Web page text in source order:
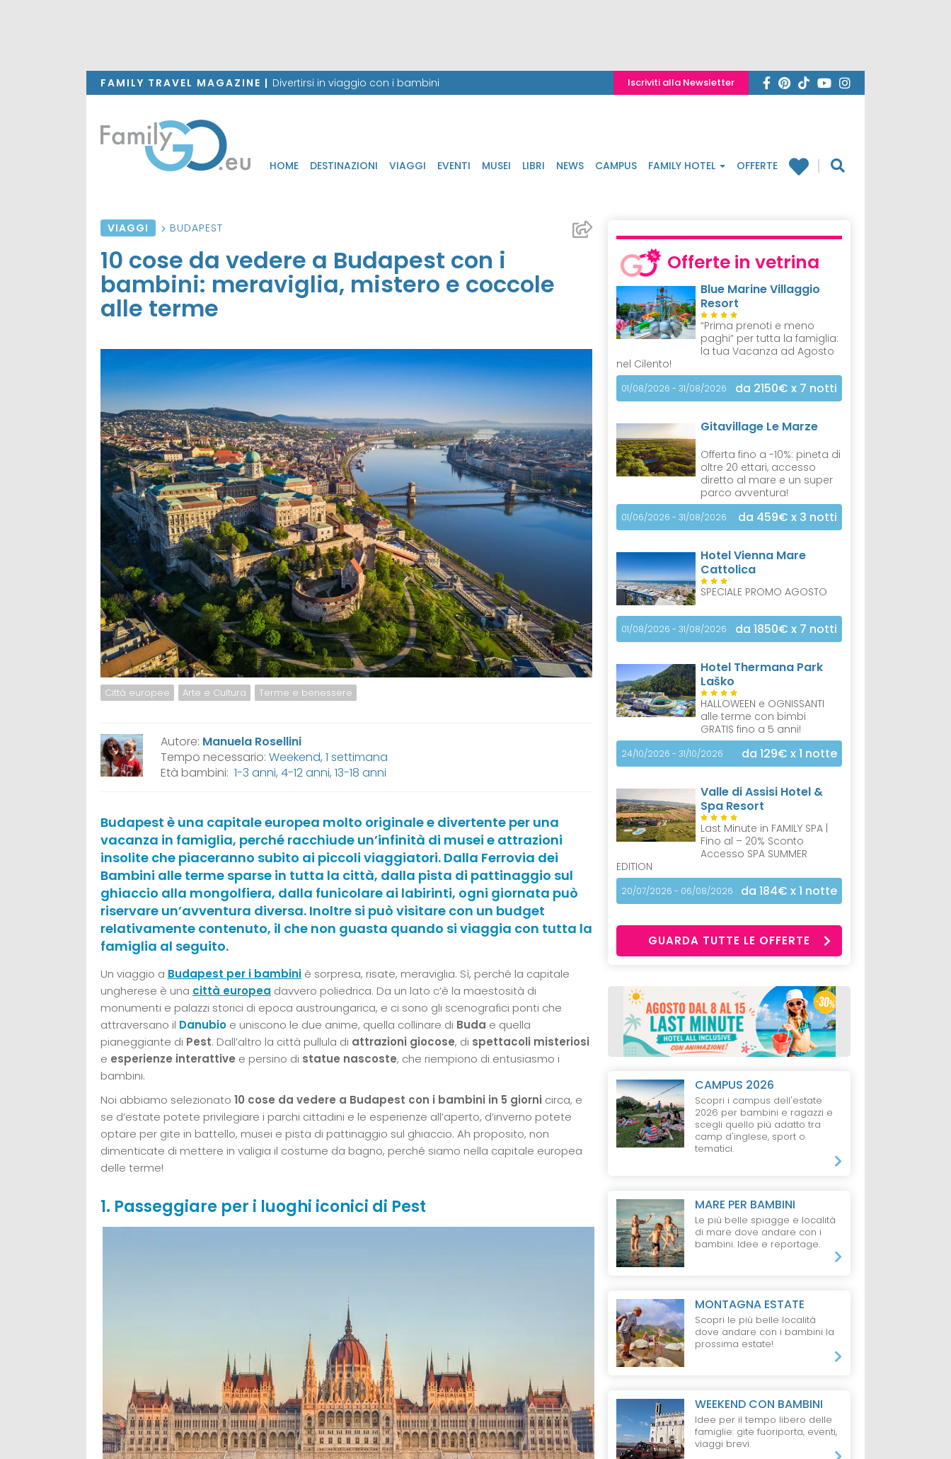
FAMILY TRAVEL MAGAZINE | Divertirsi in viaggio con i bambini Iscriviti alla Newsletter
HOME DESTINAZIONI VIAGGI EVENTI MUSEI LIBRI NEWS CAMPUS FAMILY HOTEL OFFERTE
VIAGGI BUDAPEST
10 cose da vedere a Budapest con i
bambini: meraviglia, mistero e coccole
alle terme
Città europee Arte e Cultura Terme e benessere
Autore: Manuela Rosellini
Tempo necessario: Weekend, 1 settimana
Età bambini: 1-3 anni, 4-12 anni, 13-18 anni
Budapest è una capitale europea molto originale e divertente per una
vacanza in famiglia, perché racchiude un’infinità di musei e attrazioni
insolite che piaceranno subito ai piccoli viaggiatori. Dalla Ferrovia dei
Bambini alle terme sparse in tutta la città, dalla pista di pattinaggio sul
ghiaccio alla mongolfiera, dalla funicolare ai labirinti, ogni giornata può
riservare un’avventura diversa. Inoltre si può visitare con un budget
relativamente contenuto, il che non guasta quando si viaggia con tutta la
famiglia al seguito.
Un viaggio a Budapest per i bambini è sorpresa, risate, meraviglia. Sì, perché la capitale
ungherese è una città europea davvero poliedrica. Da un lato c’è la maestosità di
monumenti e palazzi storici di epoca austroungarica, e ci sono gli scenografici ponti che
attraversano il Danubio e uniscono le due anime, quella collinare di Buda e quella
pianeggiante di Pest. Dall’altro la città pullula di attrazioni giocose, di spettacoli misteriosi
e esperienze interattive e persino di statue nascoste, che riempiono di entusiasmo i
bambini.
Noi abbiamo selezionato 10 cose da vedere a Budapest con i bambini in 5 giorni circa, e
se d’estate potete privilegiare i parchi cittadini e le esperienze all’aperto, d’inverno potete
optare per gite in battello, musei e pista di pattinaggio sul ghiaccio. Ah proposito, non
dimenticate di mettere in valigia il costume da bagno, perché siamo nella capitale europea
delle terme!
1. Passeggiare per i luoghi iconici di Pest
Offerte in vetrina
Blue Marine Villaggio
Resort
“Prima prenoti e meno
paghi” per tutta la famiglia:
la tua Vacanza ad Agosto
nel Cilento!
01/08/2026 - 31/08/2026 da 2150€ x 7 notti
Gitavillage Le Marze
Offerta fino a -10%: pineta di
oltre 20 ettari, accesso
diretto al mare e un super
parco avventura!
01/06/2026 - 31/08/2026 da 459€ x 3 notti
Hotel Vienna Mare
Cattolica
S
SPECIALE PROMO AGOSTO
01/08/2026 - 31/08/2026 da 1850€ x 7 notti
Hotel Thermana Park
Laško
HALLOWEEN e OGNISSANTI
alle terme con bimbi
GRATIS fino a 5 anni!
24/10/2026 - 31/10/2026 da 129€ x 1 notte
Valle di Assisi Hotel &
Spa Resort
Last Minute in FAMILY SPA |
Fino al – 20% Sconto
Accesso SPA SUMMER
EDITION
20/07/2026 - 06/08/2026 da 184€ x 1 notte
GUARDA TUTTE LE OFFERTE
CAMPUS 2026
Scopri i campus dell'estate
2026 per bambini e ragazzi e
scegli quello più adatto tra
camp d'inglese, sport o
tematici.
MARE PER BAMBINI
Le più belle spiagge e località
di mare dove andare con i
bambini. Idee e reportage.
MONTAGNA ESTATE
Scopri le più belle località
dove andare con i bambini la
prossima estate!
WEEKEND CON BAMBINI
Idee per il tempo libero delle
famiglie: gite fuoriporta, eventi,
viaggi brevi.